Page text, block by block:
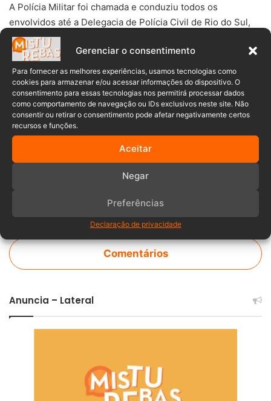
Gerenciar o consentimento
Para fornecer as melhores experiências, usamos tecnologias como
cookies para armazenar e/ou acessar informações do dispositivo. O
consentimento para essas tecnologias nos permitirá processar dados
como comportamento de navegação ou IDs exclusivos neste site. Não
consentir ou retirar o consentimento pode afetar negativamente certos
recursos e funções.
Aceitar
Negar
Preferências
Declaração de privacidade
A Polícia Militar foi chamada e conduziu todos os
envolvidos até a Delegacia de Polícia Civil de Rio do Sul,
onde foram tomadas as providências legais cabíveis.
Ninguém ficou gravemente ferido, e o caso segue sob
investigação.
Agressão aluno chinelo
Injúria mãe monitor Rio do Sul
Comentários
Anuncia – Lateral